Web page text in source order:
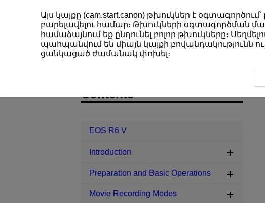
EOS R6 V AF/Drive AF for Close-up
Contents
EOS R6 V
Introduction
Preparation and Basic Operations
Movie Recording Modes
Այս կայքը (cam.start.canon) թխուկներ է
բարելավելու համար։ Թխուկների օգտագործման
համաձայնում եք ընդունել բոլոր թխուկները։
պահպանվում են միայն կայքի բովանդակությունն
ցանկացած ժամանակ փոխել։